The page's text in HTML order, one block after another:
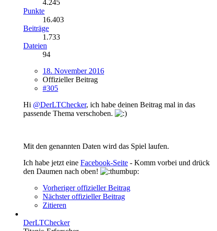
4.245
Punkte
16.403
Beiträge
1.733
Dateien
94
18. November 2016
Offizieller Beitrag
#305
Hi @DerLTChecker, ich habe deinen Beitrag mal in das
passende Thema verschoben.
Mit den genannten Daten wird das Spiel laufen.
Ich habe jetzt eine Facebook-Seite - Komm vorbei und drück
den Daumen nach oben!
Vorheriger offizieller Beitrag
Nächster offizieller Beitrag
Zitieren
DerLTChecker